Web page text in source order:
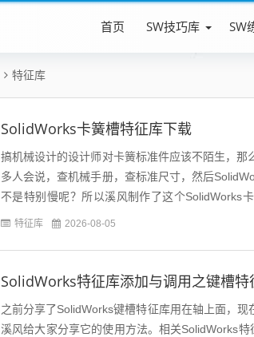
首页 SW技巧库 SW
特征库
SolidWorks卡簧槽特征库下载
搞机械设计的设计师对卡簧标准件应该不陌生，
多人会说，查机械手册，查标准尺寸，然后
不是特别慢呢？所以溪风制作了这个SolidWorks
率。...
特征库 2026-08-05
SolidWorks特征库添加与调用之键槽特
之前分享了SolidWorks键槽特征库用在轴上面，
溪风给大家分享它的使用方法。相关SolidWorks